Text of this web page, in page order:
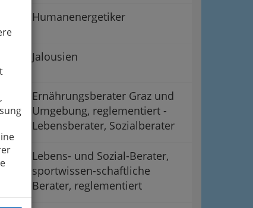
Humanenergetiker
Jalousien
Ernährungsberater Graz und
Umgebung, reglementiert -
Lebensberater, Sozialberater
Lebens- und Sozial-Berater,
sportwissen-schaftliche
Berater, reglementiert